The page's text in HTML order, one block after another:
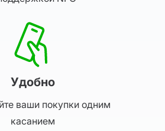
Удобно
ваши покупки одним
касанием